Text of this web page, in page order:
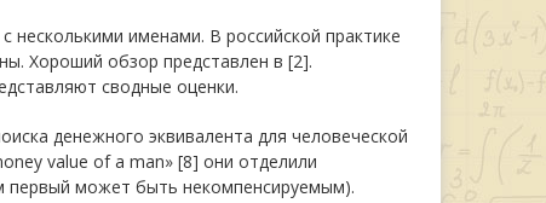
несколькими именами. В российской практике
Хороший обзор представлен в [2].
сводные оценки.
денежного эквивалента для человеческой
value of a man» [8] они отделили
первый может быть некомпенсируемым).